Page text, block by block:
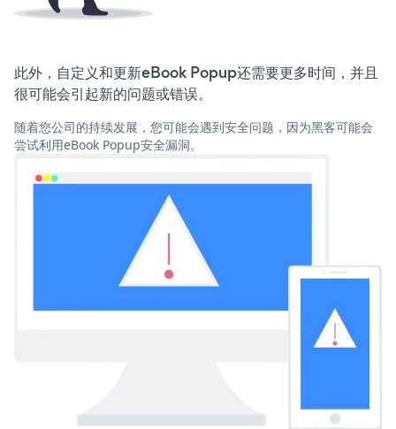
此外，自定义和更新eBook Popup还需要更多时间，并且
很可能会引起新的问题或错误。
随着您公司的持续发展，您可能会遇到安全问题，因为黑客可能会
尝试利用eBook Popup安全漏洞。